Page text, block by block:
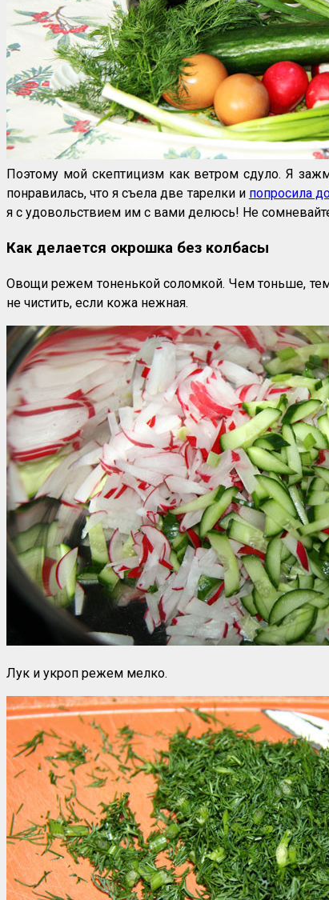
Поэтому мой скептицизм как ветром сдуло. Я
понравилась, что я съела две тарелки и попросила
я с удовольствием им с вами делюсь! Не
Как делается окрошка без колбасы
Овощи режем тоненькой соломкой. Чем тоньше, тем
не чистить, если кожа нежная.
Лук и укроп режем мелко.